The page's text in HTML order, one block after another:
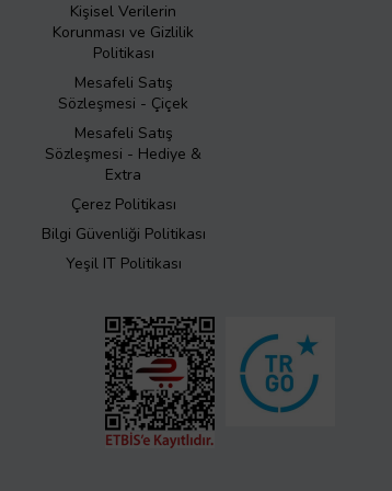
Kişisel Verilerin
Korunması ve Gizlilik
Politikası
Mesafeli Satış
Sözleşmesi - Çiçek
Mesafeli Satış
Sözleşmesi - Hediye &
Extra
Çerez Politikası
Bilgi Güvenliği Politikası
Yeşil IT Politikası